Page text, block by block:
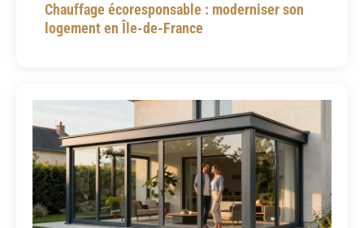
Chauffage écoresponsable : moderniser son
logement en Île-de-France